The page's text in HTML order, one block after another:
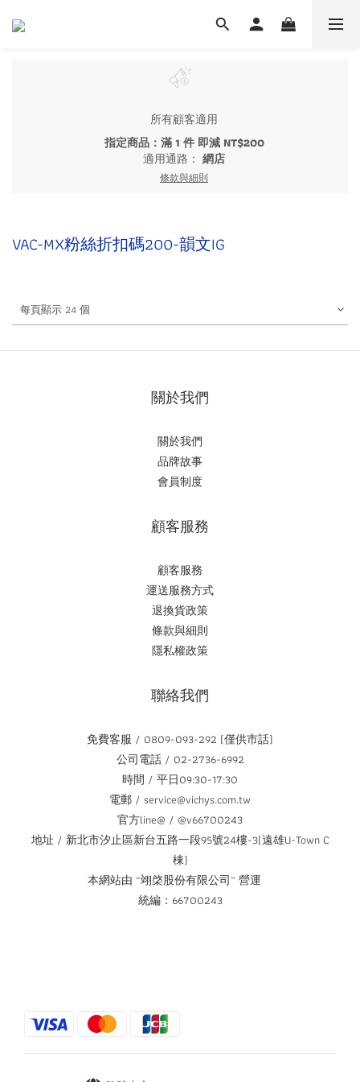
所有顧客適用
指定商品：滿 1 件 即減 NT$200
適用通路： 網店
條款與細則
VAC-MX粉絲折扣碼200-韻文IG
每頁顯示 24 個
關於我們
關於我們
品牌故事
會員制度
顧客服務
顧客服務
運送服務方式
退換貨政策
條款與細則
隱私權政策
聯絡我們
免費客服 / 0809-093-292 (僅供市話)
公司電話 / 02-2736-6992
時間 / 平日09:30-17:30
電郵 / service@vichys.com.tw
官方line@ / @v66700243
地址 / 新北市汐止區新台五路一段95號24樓-3(遠雄U-Town C
棟)
本網站由 “翊棨股份有限公司” 營運
統編：66700243